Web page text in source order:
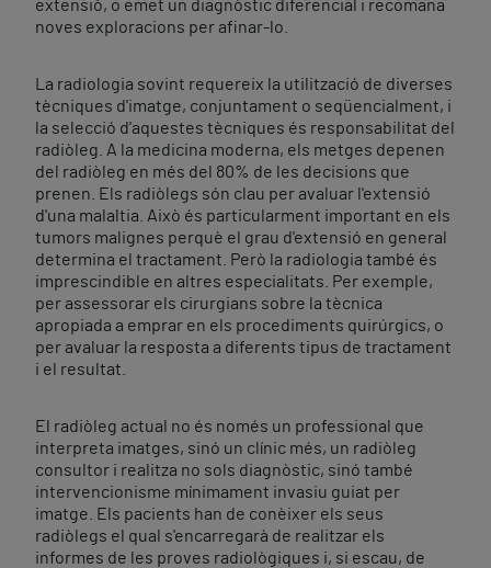
extensió, o emet un diagnòstic diferencial i recomana
noves exploracions per afinar-lo.
La radiologia sovint requereix la utilització de diverses
tècniques d'imatge, conjuntament o seqüencialment, i
la selecció d'aquestes tècniques és responsabilitat del
radiòleg. A la medicina moderna, els metges depenen
del radiòleg en més del 80% de les decisions que
prenen. Els radiòlegs són clau per avaluar l'extensió
d'una malaltia. Això és particularment important en els
tumors malignes perquè el grau d'extensió en general
determina el tractament. Però la radiologia també és
imprescindible en altres especialitats. Per exemple,
per assessorar els cirurgians sobre la tècnica
apropiada a emprar en els procediments quirúrgics, o
per avaluar la resposta a diferents tipus de tractament
i el resultat.
El radiòleg actual no és només un professional que
interpreta imatges, sinó un clínic més, un radiòleg
consultor i realitza no sols diagnòstic, sinó també
intervencionisme mínimament invasiu guiat per
imatge. Els pacients han de conèixer els seus
radiòlegs el qual s'encarregarà de realitzar els
informes de les proves radiològiques i, si escau, de